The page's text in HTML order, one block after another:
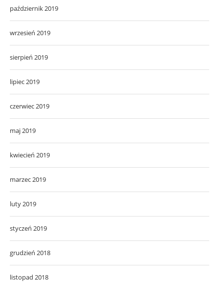
październik 2019
wrzesień 2019
sierpień 2019
lipiec 2019
czerwiec 2019
maj 2019
kwiecień 2019
marzec 2019
luty 2019
styczeń 2019
grudzień 2018
listopad 2018